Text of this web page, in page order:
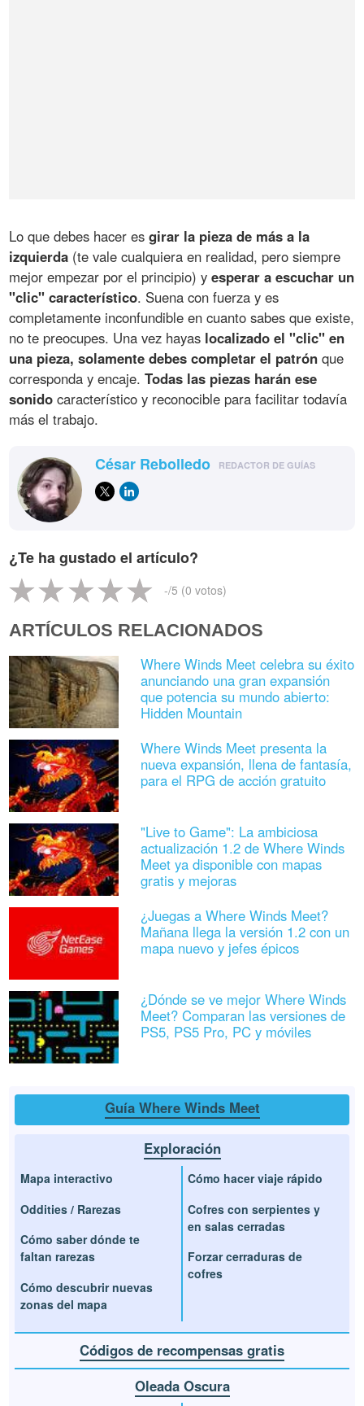
Lo que debes hacer esgirar la pieza de más a la
izquierda (te vale cualquiera en realidad, pero siempre
mejor empezar por el principio) yesperar a escuchar un
"clic" característico. Suena con fuerza y es
completamente inconfundible en cuanto sabes que existe,
no te preocupes. Una vez hayas localizado el "clic" en
una pieza, solamente debes completar el patrón que
corresponda y encaje.Todas las piezas harán ese
sonido característico y reconocible para facilitar todavía
más el trabajo.
César Rebolledo REDACTOR DE GUÍAS
¿Te ha gustado el artículo?
-/5 (0 votos)
ARTÍCULOS RELACIONADOS
Where Winds Meet celebra su éxito
anunciando una gran expansión
que potencia su mundo abierto:
Hidden Mountain
Where Winds Meet presenta la
nueva expansión, llena de fantasía,
para el RPG de acción gratuito
"Live to Game": La ambiciosa
actualización 1.2 de Where Winds
Meet ya disponible con mapas
gratis y mejoras
¿Juegas a Where Winds Meet?
Mañana llega la versión 1.2 con un
mapa nuevo y jefes épicos
¿Dónde se ve mejor Where Winds
Meet? Comparan las versiones de
PS5, PS5 Pro, PC y móviles
Guía Where Winds Meet
Exploración
Mapa interactivo
Oddities / Rarezas
Cómo saber dónde te
faltan rarezas
Cómo descubrir nuevas
zonas del mapa
Cómo hacer viaje rápido
Cofres con serpientes y
en salas cerradas
Forzar cerraduras de
cofres
Códigos de recompensas gratis
Oleada Oscura